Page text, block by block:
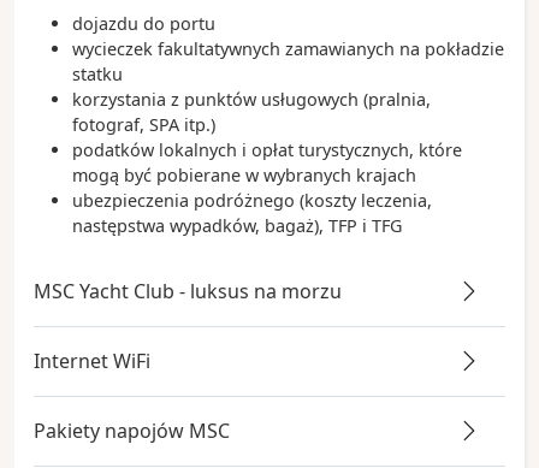
dojazdu do portu
wycieczek fakultatywnych zamawianych na pokładzie
statku
korzystania z punktów usługowych (pralnia,
fotograf, SPA itp.)
podatków lokalnych i opłat turystycznych, które
mogą być pobierane w wybranych krajach
ubezpieczenia podróżnego (koszty leczenia,
następstwa wypadków, bagaż), TFP i TFG
MSC Yacht Club - luksus na morzu
Internet WiFi
Pakiety napojów MSC